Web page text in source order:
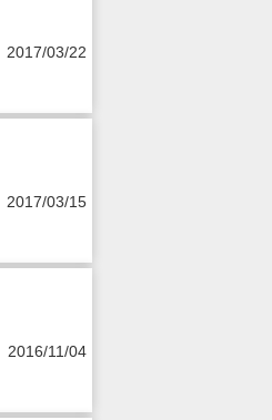
2017/03/22
2017/03/15
2016/11/04